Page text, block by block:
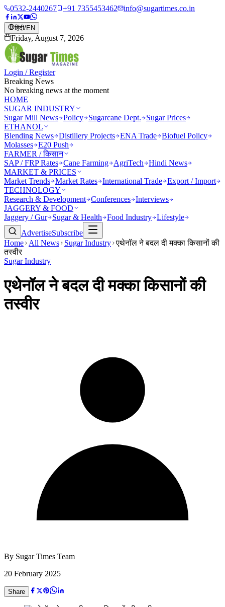
0532-2440267 +91 7355453462 info@sugartimes.co.in
हिंदी/EN
Friday, August 7, 2026
Login / Register
Breaking News
No breaking news at the moment
HOME
SUGAR INDUSTRY
Sugar Mill News Policy Sugarcane Dept.
Sugar Prices
ETHANOL
Blending News Distillery Projects ENA Trade Biofuel Policy
Molasses E20 Push
FARMER / किसान
SAP / FRP Rates Cane Farming AgriTech
Hindi News
MARKET & PRICES
Market Trends Market Rates International Trade Export / Import
TECHNOLOGY
Research & Development Conferences Interviews
JAGGERY & FOOD
Jaggery / Gur
Sugar & Health Food Industry Lifestyle
AdvertiseSubscribe
Home
All News Sugar Industry एथेनॉल ने बदल दी मक्का किसानों की
तस्वीर
Sugar Industry
एथेनॉल ने बदल दी मक्का किसानों की
तस्वीर
By Sugar Times Team
20 February 2025
Share